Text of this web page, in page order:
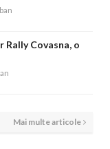
Rally Covasna, o
Mai multe articole